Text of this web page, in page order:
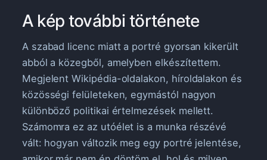
A kép további története
A szabad licenc miatt a portré gyorsan kikerült
abból a közegből, amelyben elkészítettem.
Megjelent Wikipédia-oldalakon, híroldalakon és
közösségi felületeken, egymástól nagyon
különböző politikai értelmezések mellett.
Számomra ez az utóélet is a munka részévé
vált: hogyan változik meg egy portré jelentése,